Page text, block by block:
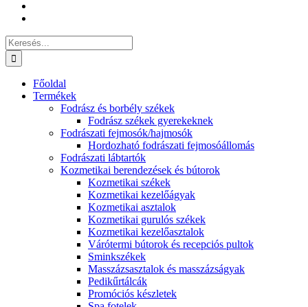
Keresés...
Főoldal
Termékek
Fodrász és borbély székek
Fodrász székek gyerekeknek
Fodrászati fejmosók/hajmosók
Hordozható fodrászati fejmosóállomás
Fodrászati lábtartók
Kozmetikai berendezések és bútorok
Kozmetikai székek
Kozmetikai kezelőágyak
Kozmetikai asztalok
Kozmetikai gurulós székek
Kozmetikai kezelőasztalok
Várótermi bútorok és recepciós pultok
Sminkszékek
Masszázsasztalok és masszázságyak
Pedikűrtálcák
Promóciós készletek